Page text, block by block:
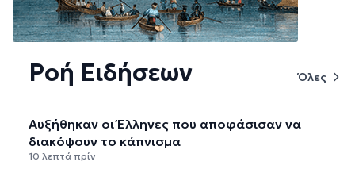
Ροή Ειδήσεων Όλες
Αυξήθηκαν οι Έλληνες που αποφάσισαν να
διακόψουν το κάπνισμα
10 λεπτά πρίν